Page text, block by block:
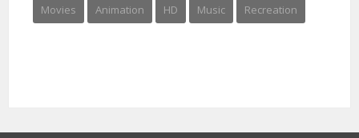
Movies Animation HD Music Recreation